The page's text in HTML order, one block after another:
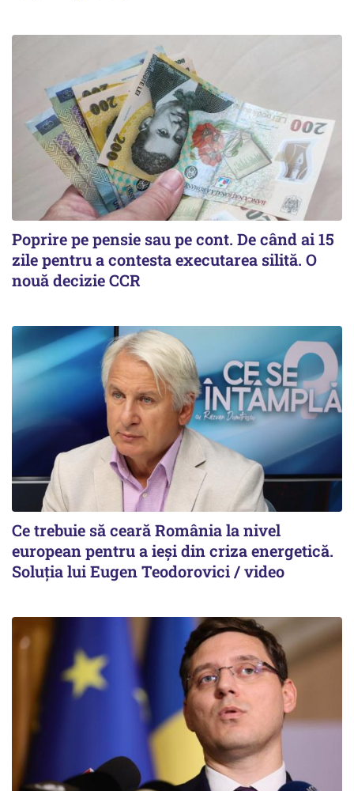
Poprire pe pensie sau pe cont. De când ai 15
zile pentru a contesta executarea silită. O
nouă decizie CCR
Ce trebuie să ceară România la nivel
european pentru a ieși din criza energetică.
Soluția lui Eugen Teodorovici / video